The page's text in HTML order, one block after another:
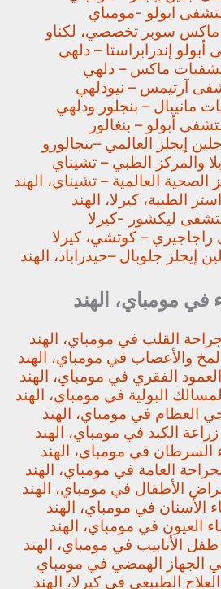
ابولو -مومباي
سوبر تخصصي، لكناو
إندرابراستا – دلهي
ماكس – دلهي
آرتيمس – نيودلهي
مانيبال – بنجلور ودلهي
أبولو – بنغالور
إيجلز العالمي –بنجالورو
والمركز الطبي – تشيناي
الصحية العالمية – تشيناي، الهند
الطبية، كيرلا، الهند
ليكشور -كيرلا
– كوتشي، كيرلا
إيجلز جلوبال –حيدراباد، الهند
في مومباي، الهند
القلب في مومباي، الهند
والأعصاب في مومباي، الهند
الفقري في مومباي، الهند
البولية في مومباي، الهند
العظام في مومباي، الهند
الكبد في مومباي، الهند
السرطان في مومباي، الهند
العامة في مومباي، الهند
الأطفال في مومباي، الهند
الأسنان في مومباي، الهند
العيون في مومباي، الهند
الأنابيب في مومباي، الهند
الجهاز الهمضي في مومباي
الطبيعي في كيرلا، الهند